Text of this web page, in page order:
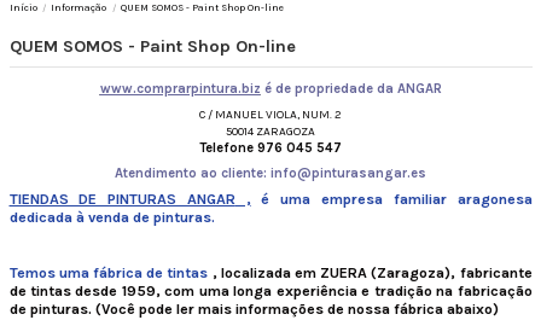
Início Informação QUEM SOMOS - Paint Shop On-line
QUEM SOMOS - Paint Shop On-line
www.comprarpintura.biz é de propriedade da ANGAR
C / MANUEL VIOLA, NUM.2
50014 ZARAGOZA
Telefone 976 045 547
Atendimento ao cliente: info@pinturasangar.es
TIENDAS DE PINTURAS ANGAR, é uma empresa familiar aragonesa
dedicada à venda de pinturas.
Temos uma fábrica de tintas ,localizada em ZUERA (Zaragoza), fabricante
de tintasdesde 1959,com uma longa experiência e tradição na fabricação
de pinturas. (Você pode ler mais informações de nossa fábrica abaixo)